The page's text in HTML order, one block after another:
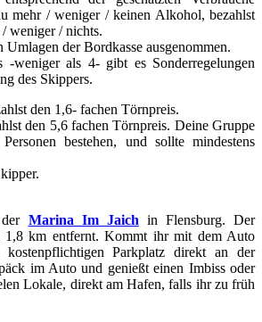
mehr / weniger / keinen Alkohol, bezahlst
weniger / nichts.
der Bordkasse ausgenommen.
-weniger als 4- gibt es Sonderregelungen
des Skippers.
den 1,6- fachen Törnpreis.
den 5,6 fachen Törnpreis. Deine Gruppe
bestehen, und sollte mindestens
Marina Im Jaich in Flensburg. Der
1,8 km entfernt. Kommt ihr mit dem Auto
Parkplatz direkt an der
im Auto und genießt einen Imbiss oder
Lokale, direkt am Hafen, falls ihr zu früh